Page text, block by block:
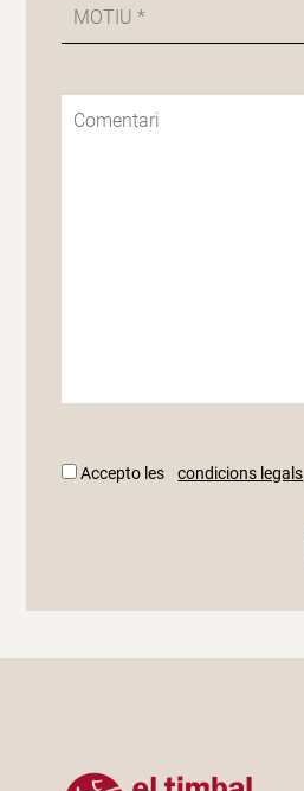
Accepto les condicions legals